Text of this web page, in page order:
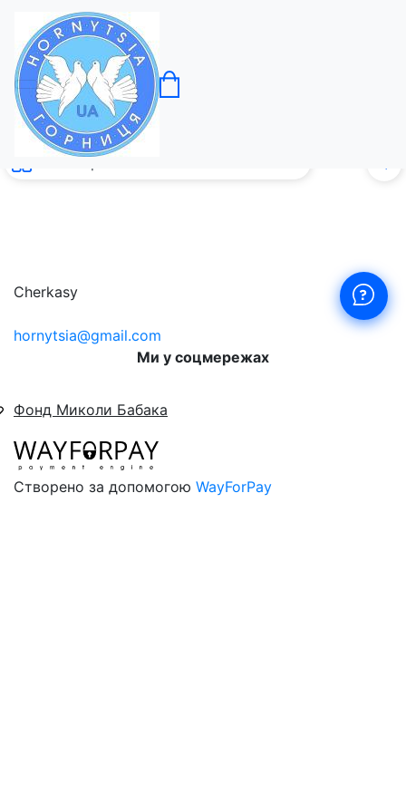
Шопери
Cherkasy
hornytsia@gmail.com
Ми у соцмережах
Фонд Миколи Бабака
Створено за допомогою WayForPay